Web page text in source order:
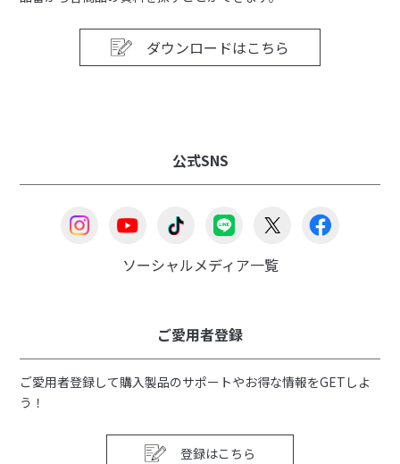
ダウンロードはこちら
公式SNS
ソーシャルメディア一覧
ご愛用者登録
ご愛用者登録して購入製品のサポートやお得な情報をGETしよ
う！
登録はこちら